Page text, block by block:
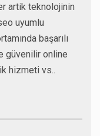
artik teknolojinin
uyumlu
başarılı
güvenilir online
hizmeti vs..